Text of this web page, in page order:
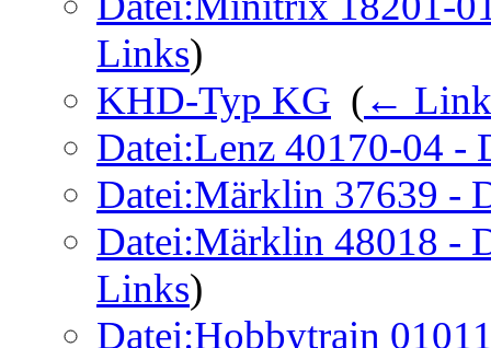
Links)
KHD-Typ KG (←
Datei:Lenz 40170-04 -
Datei:Märklin 37639 -
Datei:Märklin 48018 -
Links)
Datei:Hobbytrain